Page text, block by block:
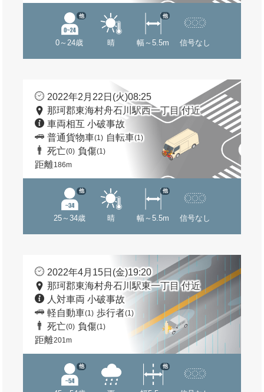
0～24歳
他
晴 幅～5.5m
他
信号なし
2022年2月22日(火)08:25
那珂郡東海村舟石川駅西一丁目 付近
車両相互 小破事故
普通貨物車(1) 自転車(1)
死亡(0) 負傷(1)
距離186m
25～34歳
他
晴 幅～5.5m
他
信号なし
2022年4月15日(金)19:20
那珂郡東海村舟石川駅東一丁目 付近
人対車両 小破事故
軽自動車(1) 歩行者(1)
死亡(0) 負傷(1)
距離201m
他 他